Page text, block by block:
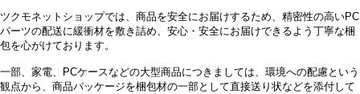
ツクモネットショップでは、商品を安全にお届けするため、精密性の高いPC
パーツの配送に緩衝材を敷き詰め、安心・安全にお届けできるよう丁寧な梱
包を心がけております。
一部、家電、PCケースなどの大型商品につきましては、環境への配慮という
観点から、商品パッケージを梱包材の一部として直接送り状などを添付して